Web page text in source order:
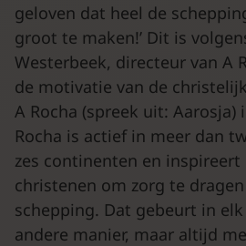
geloven dat heel de
groot te maken!’ Dit is
Westerbeek, directeur van A
de motivatie van de
A Rocha (spreek uit: Aarosja)
Rocha is actief in meer dan
zes continenten en inspireert
christenen om zorg te
schepping. Dat gebeurt in
andere manier, maar altijd